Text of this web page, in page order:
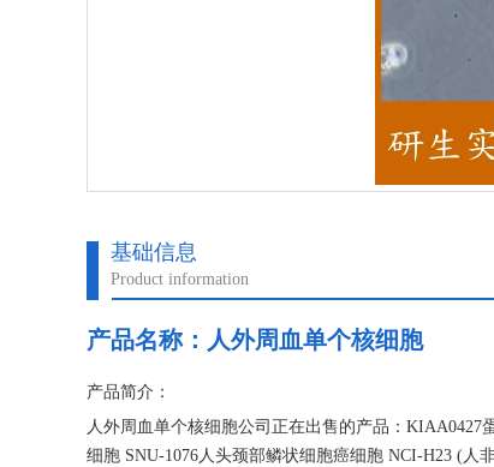
基础信息
Product information
产品名称： 人外周血单个核细胞
产品简介：
人外周血单个核细胞公司正在出售的产品：
细胞 SNU-1076人头颈部鳞状细胞癌细胞 NCI-H23 (人